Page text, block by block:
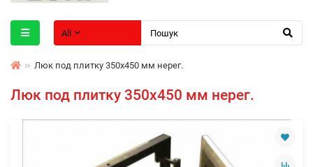
All
Люк под плитку 350х450 мм нерег.
Люк под плитку 350х450 мм нерег.